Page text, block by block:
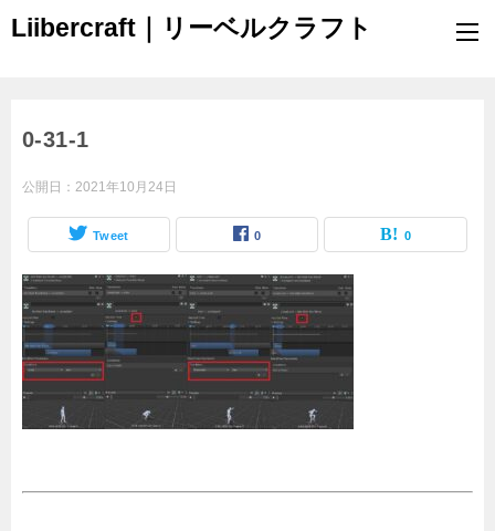
Liibercraft｜リーベルクラフト
0-31-1
公開日： 2021年10月24日
Tweet 0 0